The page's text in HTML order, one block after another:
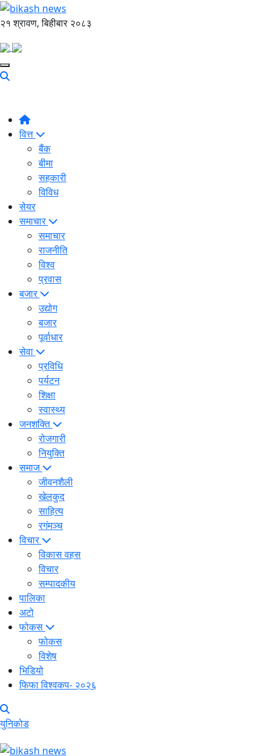
२१ श्रावण, बिहीबार २०८३
वित्त
बैंक
बीमा
सहकारी
विविध
सेयर
समाचार
समाचार
राजनीति
विश्व
प्रवास
बजार
उद्योग
बजार
पूर्वाधार
सेवा
प्रविधि
पर्यटन
शिक्षा
स्वास्थ्य
जनशक्ति
रोजगारी
नियुक्ति
समाज
जीवनशैली
खेलकुद
साहित्य
रगंमञ्च
विचार
विकास वहस
विचार
सम्पादकीय
पालिका
अटो
फोकस
फोकस
विशेष
भिडियो
फिफा विश्वकप- २०२६
युनिकोड